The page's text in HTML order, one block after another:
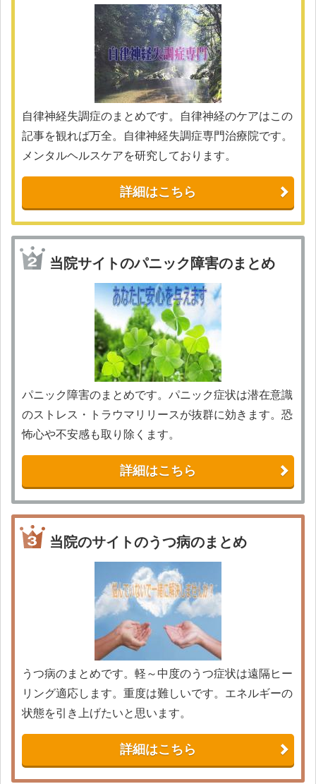
自律神経失調症のまとめです。自律神経のケアはこの
記事を観れば万全。自律神経失調症専門治療院です。
メンタルヘルスケアを研究しております。
詳細はこちら
当院サイトのパニック障害のまとめ
パニック障害のまとめです。パニック症状は潜在意識
のストレス・トラウマリリースが抜群に効きます。恐
怖心や不安感も取り除くます。
詳細はこちら
当院のサイトのうつ病のまとめ
うつ病のまとめです。軽～中度のうつ症状は遠隔ヒー
リング適応します。重度は難しいです。エネルギーの
状態を引き上げたいと思います。
詳細はこちら